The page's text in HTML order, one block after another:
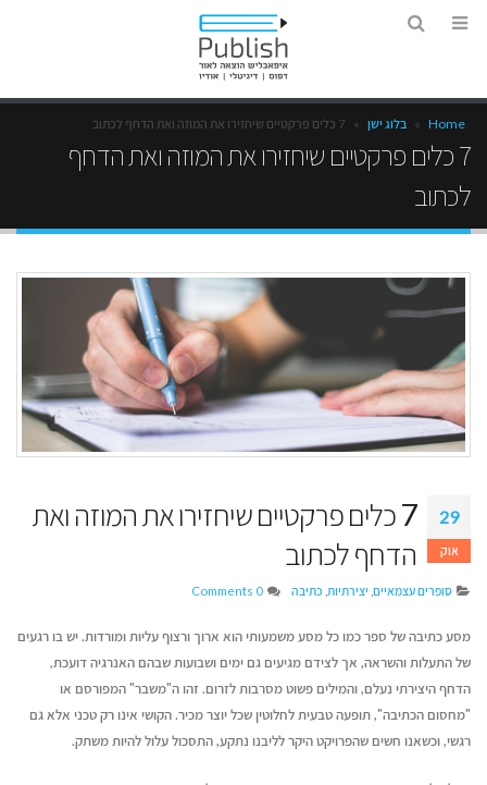
Home
» בלוג ישן » 7 כלים פרקטיים שיחזירו את המוזה ואת הדחף לכתוב
7 כלים פרקטיים שיחזירו את המוזה ואת הדחף
לכתוב
29
אוק
7 כלים פרקטיים שיחזירו את המוזה ואת
הדחף לכתוב
סופרים עצמאיים, יצירתיות כתיבה 0 Comments
מסע כתיבה של ספר כמו כל מסע משמעותי הוא ארוך ורצוף עליות ומורדות. יש בו רגעים
של התעלות והשראה, אך לצידם מגיעים גם ימים ושבועות שבהם האנרגיה דועכת,
הדחף היצירתי נעלם, והמילים פשוט מסרבות לזרום. זהו ה"משבר" המפורסם או
"מחסום הכתיבה", תופעה טבעית לחלוטין שכל יוצר מכיר. הקושי אינו רק טכני אלא גם
רגשי, וכשאנו חשים שהפרויקט היקר לליבנו נתקע, התסכול עלול להיות משתק.